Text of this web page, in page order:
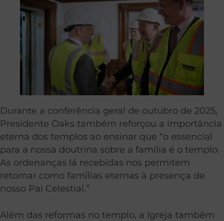
Durante a conferência geral de outubro de 2025,
Presidente Oaks também reforçou a importância
eterna dos templos ao ensinar que “o essencial
para a nossa doutrina sobre a família é o templo.
As ordenanças lá recebidas nos permitem
retornar como famílias eternas à presença de
nosso Pai Celestial.”
Além das reformas no templo, a Igreja também